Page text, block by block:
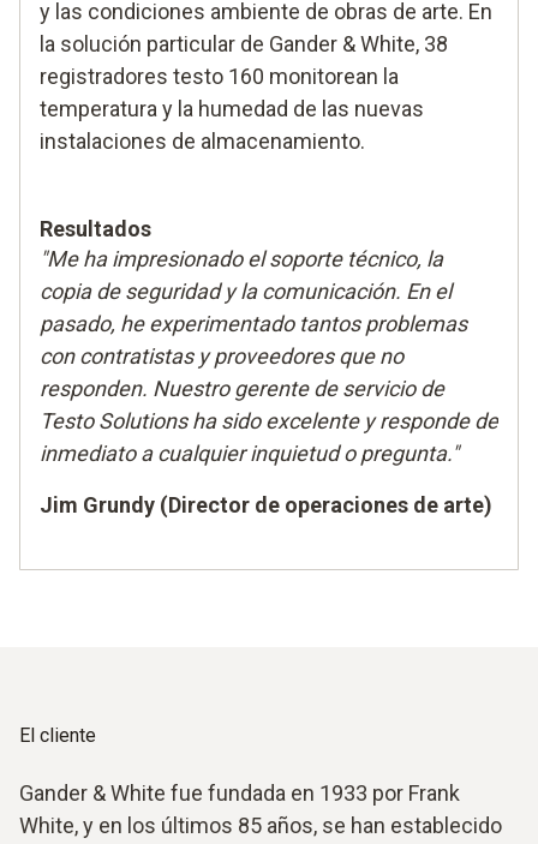
y las condiciones ambiente de obras de arte. En
la solución particular de Gander & White, 38
registradores testo 160 monitorean la
temperatura y la humedad de las nuevas
instalaciones de almacenamiento.
Resultados
"Me ha impresionado el soporte técnico, la
copia de seguridad y la comunicación. En el
pasado, he experimentado tantos problemas
con contratistas y proveedores que no
responden. Nuestro gerente de servicio de
Testo Solutions ha sido excelente y responde de
inmediato a cualquier inquietud o pregunta."
Jim Grundy (Director de operaciones de arte)
El cliente
Gander & White fue fundada en 1933 por Frank
White, y en los últimos 85 años, se han establecido